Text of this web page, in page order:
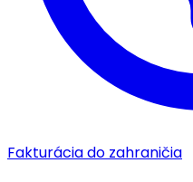
Fakturácia do zahraničia